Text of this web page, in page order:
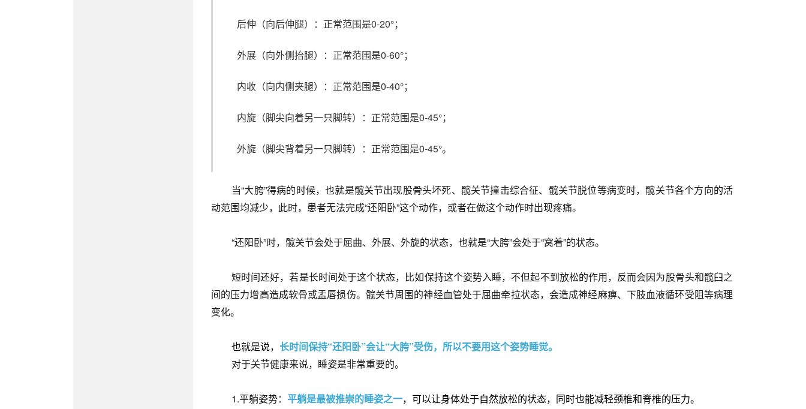
后伸（向后伸腿）：正常范围是0-20°；
外展（向外侧抬腿）：正常范围是0-60°；
内收（向内侧夹腿）：正常范围是0-40°；
内旋（脚尖向着另一只脚转）：正常范围是0-45°；
外旋（脚尖背着另一只脚转）：正常范围是0-45°。
当“大胯”得病的时候，也就是髋关节出现股骨头坏死、髋关节撞击综合征、髋关节脱位等病变时，髋关节各个方向的活
动范围均减少，此时，患者无法完成“还阳卧”这个动作，或者在做这个动作时出现疼痛。
“还阳卧”时，髋关节会处于屈曲、外展、外旋的状态，也就是“大胯”会处于“窝着”的状态。
短时间还好，若是长时间处于这个状态，比如保持这个姿势入睡，不但起不到放松的作用，反而会因为股骨头和髋臼之
间的压力增高造成软骨或盂唇损伤。髋关节周围的神经血管处于屈曲牵拉状态，会造成神经麻痹、下肢血液循环受阻等病理
变化。
也就是说， 长时间保持“还阳卧”会让“大胯”受伤，所以不要用这个姿势睡觉。
对于关节健康来说，睡姿是非常重要的。
1.平躺姿势： 平躺是最被推崇的睡姿之一，可以让身体处于自然放松的状态，同时也能减轻颈椎和脊椎的压力。